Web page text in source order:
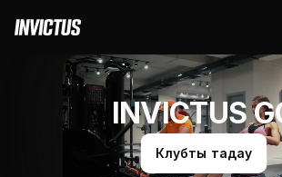
INVICTUS
Клубты таңдау